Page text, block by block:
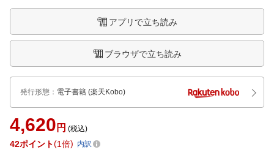
アプリで立ち読み
ブラウザで立ち読み
発行形態 ： 電子書籍 (楽天Kobo)
4,620 円 (税込)
42ポイント 1倍 内訳